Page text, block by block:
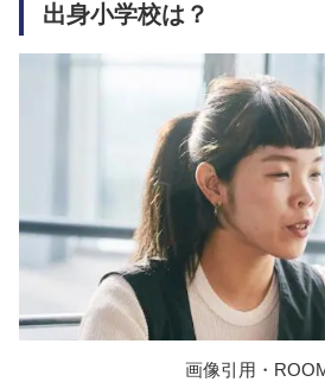
出身小学校は？
画像引用・